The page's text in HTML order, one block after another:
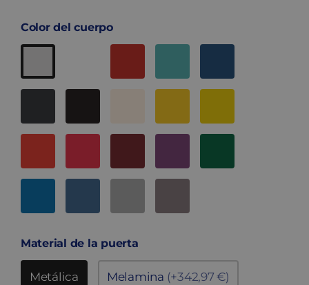
Color del cuerpo
Material de la puerta
Metálica Melamina (+342,97 €)